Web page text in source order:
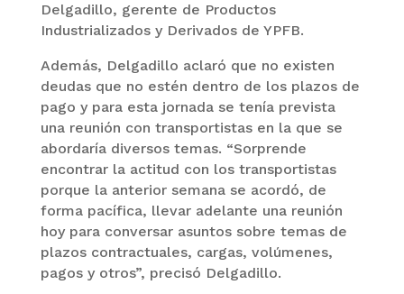
Delgadillo, gerente de Productos
Industrializados y Derivados de YPFB.
Además, Delgadillo aclaró que no existen
deudas que no estén dentro de los plazos de
pago y para esta jornada se tenía prevista
una reunión con transportistas en la que se
abordaría diversos temas. “Sorprende
encontrar la actitud con los transportistas
porque la anterior semana se acordó, de
forma pacífica, llevar adelante una reunión
hoy para conversar asuntos sobre temas de
plazos contractuales, cargas, volúmenes,
pagos y otros”, precisó Delgadillo.